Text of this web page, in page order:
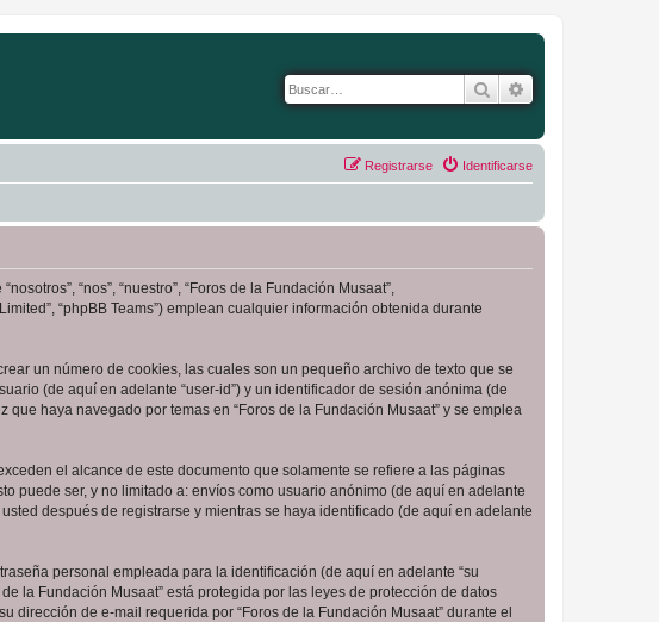
Buscar
Identificarse
Registrarse
“nos”, “nuestro”, “Foros de la Fundación Musaat”,
“phpBB Teams”) emplean cualquier información obtenida durante
un número de cookies, las cuales son un pequeño archivo de texto que se
(de aquí en adelante “user-id”) y un identificador de sesión anónima (de
haya navegado por temas en “Foros de la Fundación Musaat” y se emplea
el alcance de este documento que solamente se refiere a las páginas
puede ser, y no limitado a: envíos como usuario anónimo (de aquí en adelante
después de registrarse y mientras se haya identificado (de aquí en adelante
personal empleada para la identificación (de aquí en adelante “su
la Fundación Musaat” está protegida por las leyes de protección de datos
de e-mail requerida por “Foros de la Fundación Musaat” durante el